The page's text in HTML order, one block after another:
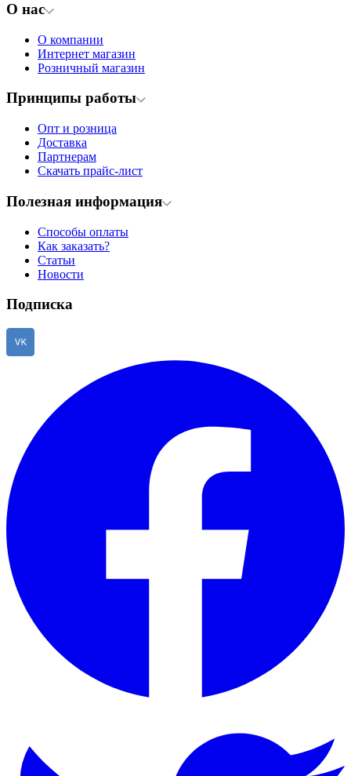
О нас
О компании
Интернет магазин
Розничный магазин
Принципы работы
Опт и розница
Доставка
Партнерам
Скачать прайс-лист
Полезная информация
Способы оплаты
Как заказать?
Статьи
Новости
Подписка